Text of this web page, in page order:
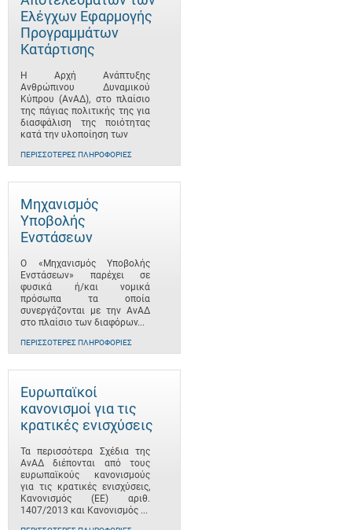
Ελέγχων Εφαρμογής
Προγραμμάτων
Κατάρτισης
Η Αρχή Ανάπτυξης
Ανθρώπινου Δυναμικού
Κύπρου (ΑνΑΔ), στο πλαίσιο
της πάγιας πολιτικής της για
διασφάλιση της ποιότητας
κατά την υλοποίηση των
ΠΕΡΙΣΣΌΤΕΡΕΣ ΠΛΗΡΟΦΟΡΊΕΣ
Μηχανισμός
Υποβολής
Ενστάσεων
Ο «Μηχανισμός Υποβολής
Ενστάσεων» παρέχει σε
φυσικά ή/και νομικά
πρόσωπα τα οποία
συνεργάζονται με την ΑνΑΔ
στο πλαίσιο των διαφόρων...
ΠΕΡΙΣΣΌΤΕΡΕΣ ΠΛΗΡΟΦΟΡΊΕΣ
Ευρωπαϊκοί
κανονισμοί για τις
κρατικές ενισχύσεις
Τα περισσότερα Σχέδια της
ΑνΑΔ διέπονται από τους
ευρωπαϊκούς κανονισμούς
για τις κρατικές ενισχύσεις,
Κανονισμός (ΕΕ) αριθ.
1407/2013 και Κανονισμός ...